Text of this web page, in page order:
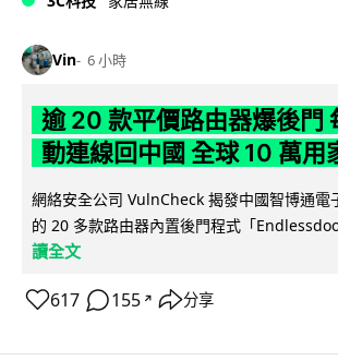
Vin 6 小時
逾 20 款平價路由器爆後門
動連線回中國 全球 10 萬用
網絡安全公司 VulnCheck 揭發中國智博通
的 20 多款路由器內置後門程式「
讀全文
617 155 ↗ 分享